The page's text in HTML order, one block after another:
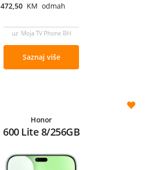
472,50 KM odmah
uz Moja TV Phone BH
Saznaj više
Honor
600 Lite 8/256GB